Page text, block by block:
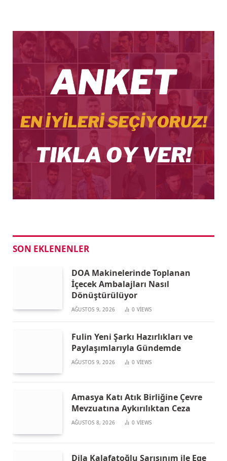
SON EKLENENLER
DOA Makinelerinde Toplanan
İçecek Ambalajları Nasıl
Dönüştürülüyor
AĞUSTOS 9, 2026 0 VIEWS
Fulin Yeni Şarkı Hazırlıkları ve
Paylaşımlarıyla Gündemde
AĞUSTOS 9, 2026 0 VIEWS
Amasya Katı Atık Birliğine Çevre
Mevzuatına Aykırılıktan Ceza
AĞUSTOS 8, 2026 0 VIEWS
Dila Kalafatoğlu Sarışınım ile Ege